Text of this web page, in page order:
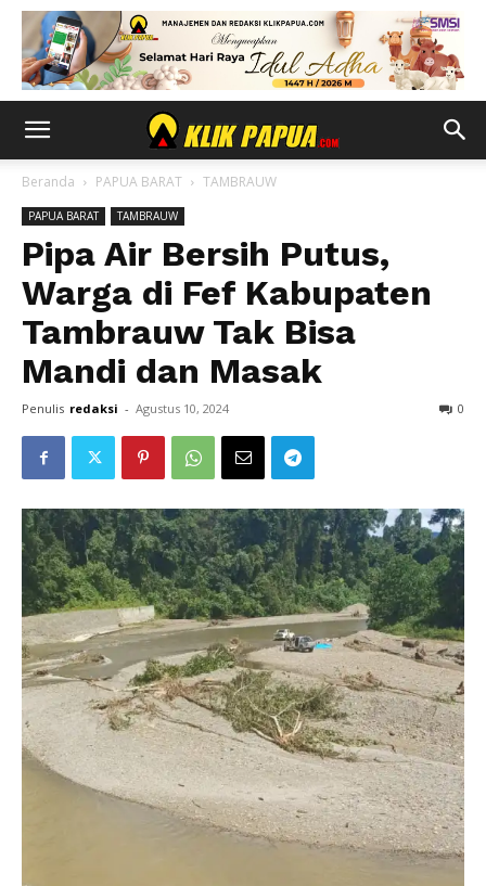
Beranda PAPUA BARAT TAMBRAUW
PAPUA BARAT TAMBRAUW
Pipa Air Bersih Putus,
Warga di Fef Kabupaten
Tambrauw Tak Bisa
Mandi dan Masak
Penulis redaksi - Agustus 10, 2024 0